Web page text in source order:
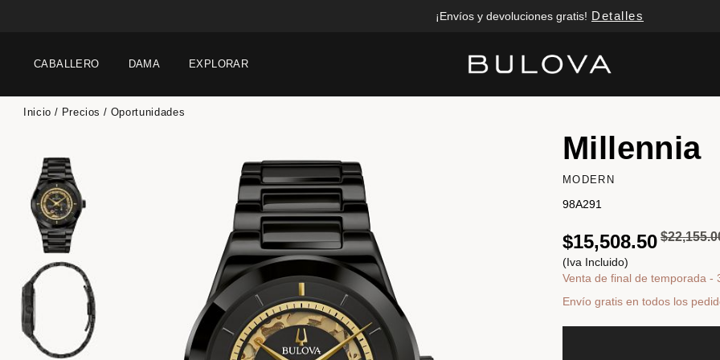
¡Envíos y devoluciones gratis! Detalles
CABALLERO DAMA EXPLORAR
Inicio Precios Oportunidades
Millennia
MODERN
98A291
Precio
$15,508.50
(Iva Incluido)
Venta de final de temporada -
Envío gratis en todos los
Added to Manage Wishlist